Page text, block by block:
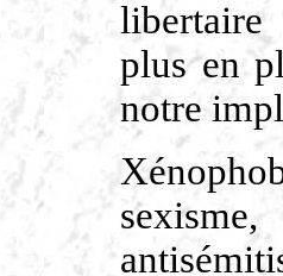
libertaire
plus en
notre